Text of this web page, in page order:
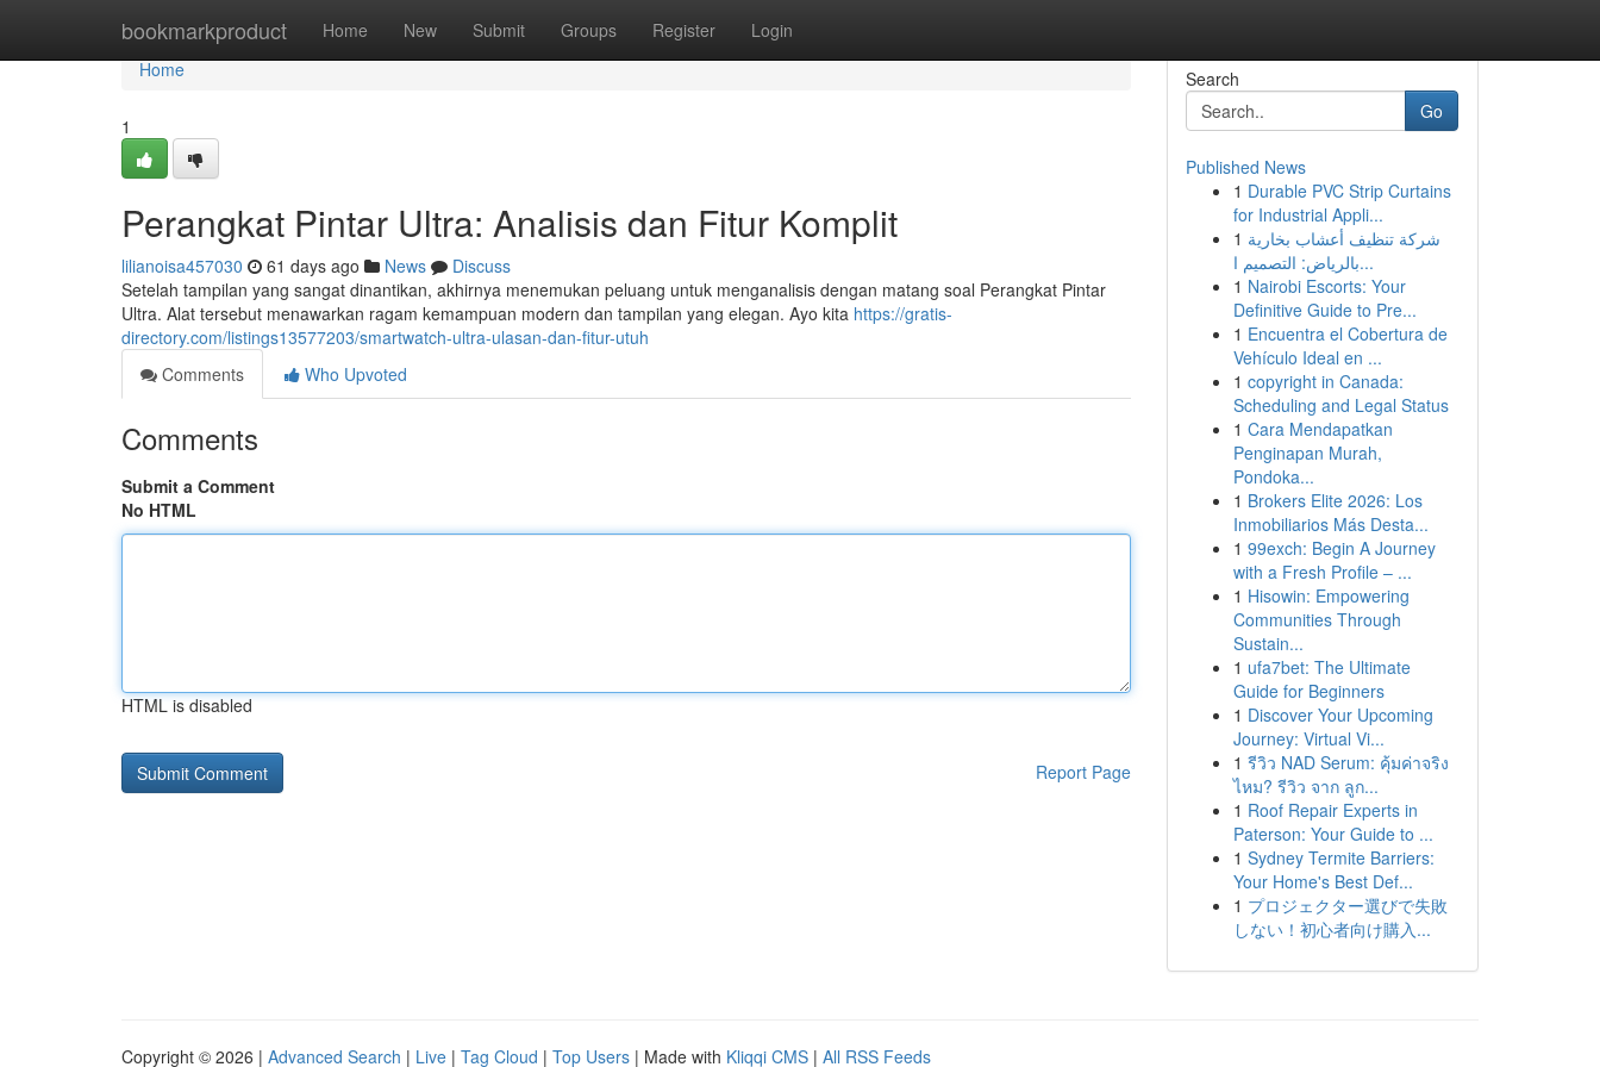
bookmarkproduct Home New Submit Groups Register Login
Home
Home
1
Perangkat Pintar Ultra: Analisis dan Fitur Komplit
lilianoisa457030 61 days ago News
Discuss
Setelah tampilan yang sangat dinantikan, akhirnya menemukan peluang untuk menganalisis dengan matang soal Perangkat Pintar
Ultra. Alat tersebut menawarkan ragam kemampuan modern dan tampilan yang elegan. Ayo kita https://gratis-
directory.com/listings13577203/smartwatch-ultra-ulasan-dan-fitur-utuh
Comments
Who Upvoted
Comments
Submit a Comment
No HTML
HTML is disabled
Report Page
Search
Go
Published News
1 Durable PVC Strip Curtains
for Industrial Appli...
1 شركة تنظيف أعشاب بخارية
بالرياض: التصميم ا...
1 Nairobi Escorts: Your
Definitive Guide to Pre...
1 Encuentra el Cobertura de
Vehículo Ideal en ...
1 copyright in Canada:
Scheduling and Legal Status
1 Cara Mendapatkan
Penginapan Murah,
Pondoka...
1 Brokers Elite 2026: Los
Inmobiliarios Más Desta...
1 99exch: Begin A Journey
with a Fresh Profile – ...
1 Hisowin: Empowering
Communities Through
Sustain...
1 ufa7bet: The Ultimate
Guide for Beginners
1 Discover Your Upcoming
Journey: Virtual Vi...
1 รีวิว NAD Serum: คุ้มค่าจริง
ไหม? รีวิว จาก ลูก...
1 Roof Repair Experts in
Paterson: Your Guide to ...
1 Sydney Termite Barriers:
Your Home's Best Def...
1 プロジェクター選びで失敗
しない！初心者向け購入...
Copyright © 2026 | Advanced Search | Live | Tag Cloud | Top Users | Made with Kliqqi CMS | All RSS Feeds